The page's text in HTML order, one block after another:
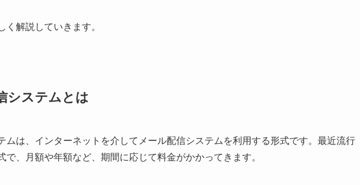
く解説していきます。
システムとは
ムは、インターネットを介してメール配信システムを利用する形式です。最近流行
で、月額や年額など、期間に応じて料金がかかってきます。